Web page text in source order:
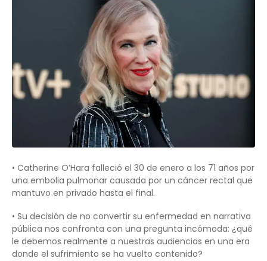
• Catherine O’Hara falleció el 30 de enero a los 71 años por
una embolia pulmonar causada por un cáncer rectal que
mantuvo en privado hasta el final.
• Su decisión de no convertir su enfermedad en narrativa
pública nos confronta con una pregunta incómoda: ¿qué
le debemos realmente a nuestras audiencias en una era
donde el sufrimiento se ha vuelto contenido?